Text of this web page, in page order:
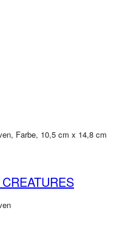
Farbe, 10,5 cm x 14,8 cm